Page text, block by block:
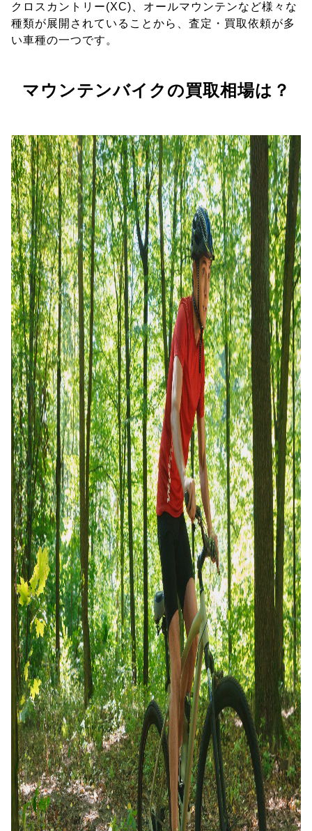
クロスカントリー(XC)、オールマウンテンなど様々な
種類が展開されていることから、査定・買取依頼が多
い車種の一つです。
マウンテンバイクの買取相場は？